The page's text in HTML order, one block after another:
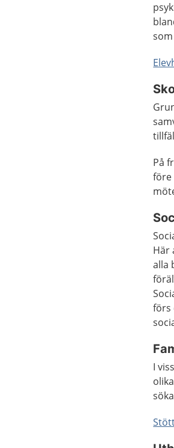
På
före
Här
alla
förs
I